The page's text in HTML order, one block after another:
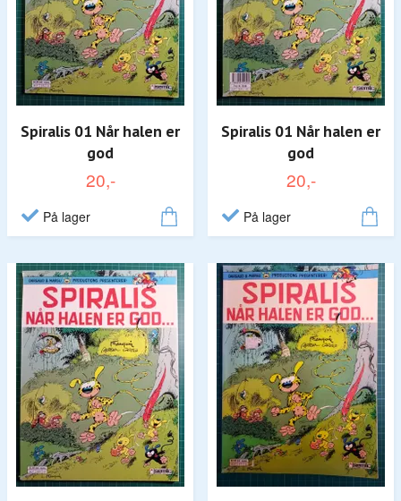
Spiralis 01 Når halen er
god
20,-
På lager
Spiralis 01 Når halen er
god
20,-
På lager